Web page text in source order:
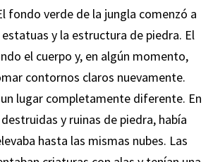
fondo verde de la jungla comenzó a
y la estructura de piedra. El
el cuerpo y, en algún momento,
contornos claros nuevamente.
lugar completamente diferente. En
y ruinas de piedra, había
hasta las mismas nubes. Las